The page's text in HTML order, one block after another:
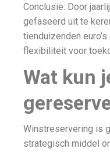
Conclusie: Door
gefaseerd uit te
tienduizenden
flexibiliteit voor
Wat kun
Winstreservering is
strategisch middel